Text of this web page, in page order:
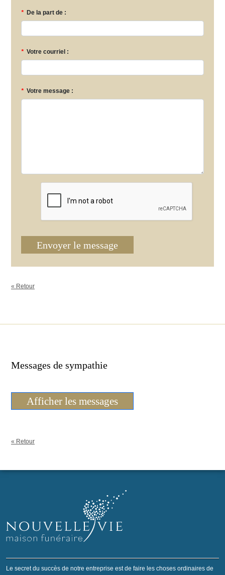
* De la part de :
* Votre courriel :
* Votre message :
Envoyer le message
« Retour
Messages de sympathie
Afficher les messages
« Retour
Le secret du succès de notre entreprise est de faire les choses ordinaires de